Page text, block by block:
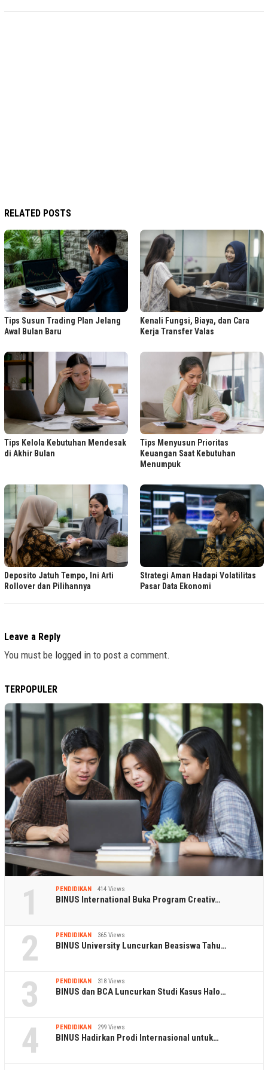
RELATED POSTS
Tips Susun Trading Plan Jelang
Awal Bulan Baru
Kenali Fungsi, Biaya, dan Cara
Kerja Transfer Valas
Tips Kelola Kebutuhan Mendesak
di Akhir Bulan
Tips Menyusun Prioritas
Keuangan Saat Kebutuhan
Menumpuk
Deposito Jatuh Tempo, Ini Arti
Rollover dan Pilihannya
Strategi Aman Hadapi Volatilitas
Pasar Data Ekonomi
Leave a Reply
You must be logged in to post a comment.
TERPOPULER
1 PENDIDIKAN 414 Views
BINUS International Buka Program Creativ…
2 PENDIDIKAN 365 Views
BINUS University Luncurkan Beasiswa Tahu…
3 PENDIDIKAN 318 Views
BINUS dan BCA Luncurkan Studi Kasus Halo…
4 PENDIDIKAN 299 Views
BINUS Hadirkan Prodi Internasional untuk…